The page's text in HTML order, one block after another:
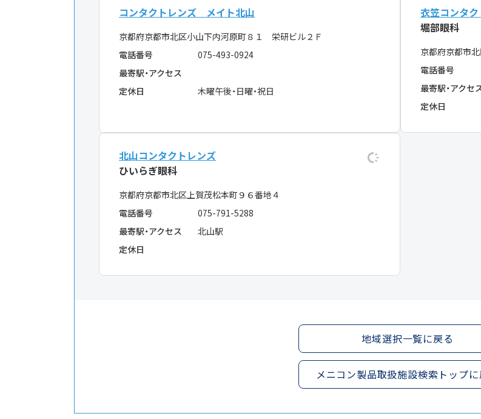
コンタクトレンズ メイト北山
京都府京都市北区小山下内河原町８１ 栄研ビル２Ｆ
電話番号
075-493-0924
最寄駅・アクセス
定休日
木曜午後・日曜・祝日
衣笠コンタ
堀部眼科
京都府京都市
電話番号
最寄駅・アクセ
定休日
北山コンタクトレンズ
ひいらぎ眼科
京都府京都市北区上賀茂松本町９６番地４
電話番号
075-791-5288
最寄駅・アクセス
北山駅
定休日
地域選択一覧に戻る
メニコン製品取扱施設検索トップに